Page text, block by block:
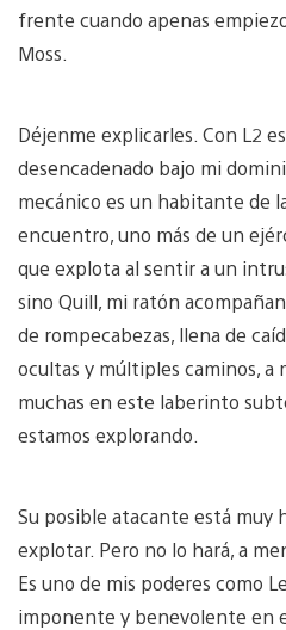
frente cuando apenas
Moss.
Déjenme explicarles. Con L2
desencadenado bajo mi
mecánico es un habitante de
encuentro, uno más de un
que explota al sentir a un
sino Quill, mi ratón
de rompecabezas, llena de
ocultas y múltiples caminos, a
muchas en este laberinto
estamos explorando.
Su posible atacante está muy
explotar. Pero no lo hará, a
Es uno de mis poderes como
imponente y benevolente en